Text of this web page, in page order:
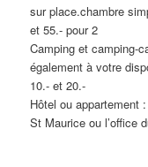
sur place.chambre
et 55.- pour 2
Camping et camping-
également à votre
10.- et 20.-
Hôtel ou appartement
St Maurice ou l’office